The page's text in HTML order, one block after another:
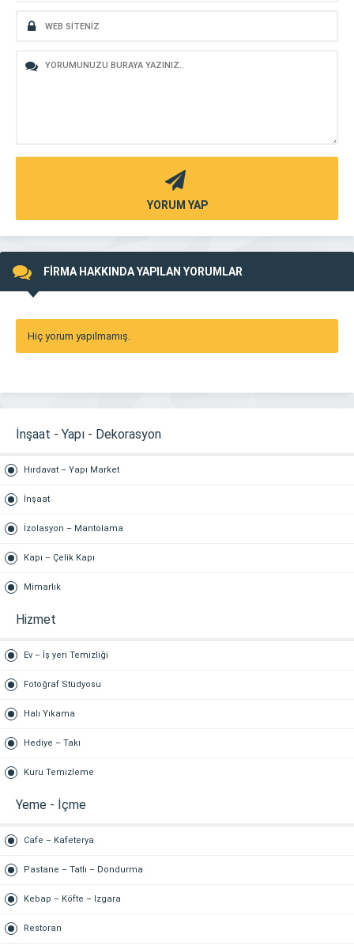
YORUM YAP
FİRMA HAKKINDA YAPILAN YORUMLAR
Hiç yorum yapılmamış.
İnşaat - Yapı - Dekorasyon
Hırdavat – Yapı Market
İnşaat
İzolasyon – Mantolama
Kapı – Çelik Kapı
Mimarlık
Hizmet
Ev – İş yeri Temizliği
Fotoğraf Stüdyosu
Halı Yıkama
Hediye – Takı
Kuru Temizleme
Yeme - İçme
Cafe – Kafeterya
Pastane – Tatlı – Dondurma
Kebap – Köfte – Izgara
Restoran